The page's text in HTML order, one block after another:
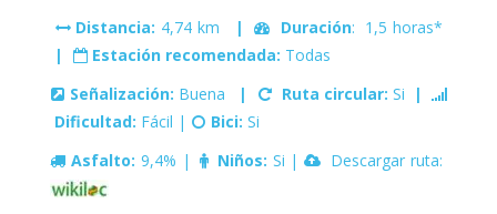
Distancia: 4,74 km | Duración: 1,5 horas*
|
Estación recomendada: Todas
Señalización: Buena | Ruta circular: Si
|
Dificultad: Fácil | Bici: Si
Asfalto: 9,4% | Niños: Si | Descargar ruta: